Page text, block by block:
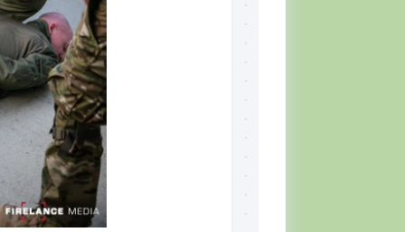
Lectura
recomendada
Defensa
Personal
Ejercicios
Situación
Táctica
Topografía